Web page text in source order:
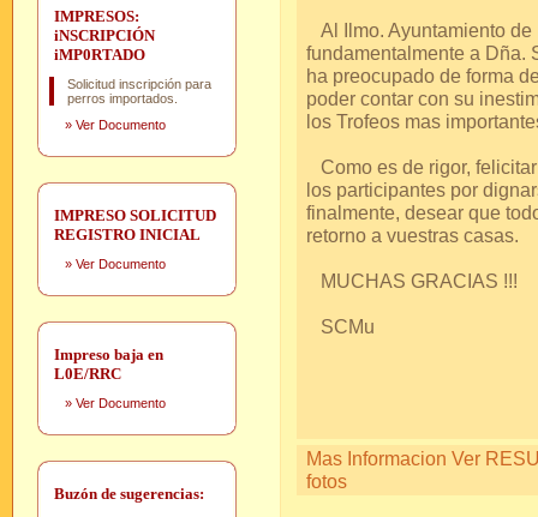
IMPRESOS:
iNSCRIPCIÓN
iMP0RTADO
Solicitud inscripción para
perros importados.
» Ver Documento
IMPRESO SOLICITUD
REGISTRO INICIAL
» Ver Documento
Impreso baja en
L0E/RRC
» Ver Documento
Buzón de sugerencias:
Al Ilmo. Ayuntamiento
fundamentalmente a Dña.
ha preocupado de forma
poder contar con su
los Trofeos mas
Como es de rigor,
los participantes por
finalmente, desear que
retorno a vuestras casas.
MUCHAS GRACIAS !!!
SCMu
Mas Informacion Ver
fotos